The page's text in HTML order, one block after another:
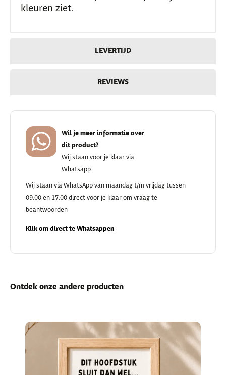
LEVERTIJD
REVIEWS
kleuren ziet.
Wil je meer informatie over
dit product?
Wij staan voor je klaar via
Whatsapp
Wij staan via WhatsApp van maandag t/m vrijdag tussen
09.00 en 17.00 direct voor je klaar om vraag te
beantwoorden
Klik om direct te Whatsappen
Ontdek onze andere producten